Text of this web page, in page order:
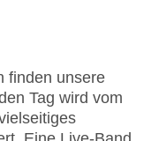
finden unsere
Tag wird vom